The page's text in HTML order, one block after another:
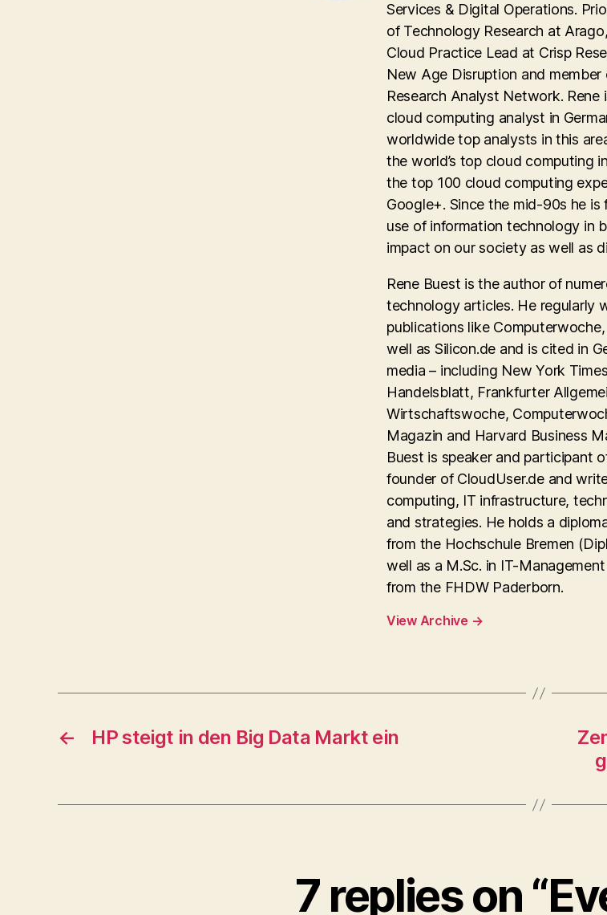
Services & Digital Operations.
of Technology Research at
Cloud Practice Lead at Crisp
New Age Disruption and
Research Analyst Network. Rene
cloud computing analyst in
worldwide top analysts in this
the world’s top cloud computing
the top 100 cloud computing
Google+. Since the mid-90s he
use of information technology in
impact on our society as well as
Rene Buest is the author of
technology articles. He regularly
publications like
well as Silicon.de and is cited in
media – including New York
Handelsblatt, Frankfurter
Wirtschaftswoche,
Magazin and Harvard Business
Buest is speaker and participant
founder of CloudUser.de and
computing, IT infrastructure,
and strategies. He holds a
from the Hochschule Bremen
well as a M.Sc. in IT-
from the FHDW Paderborn.
View Archive →
← HP steigt in den Big Data Markt ein
7 replies on